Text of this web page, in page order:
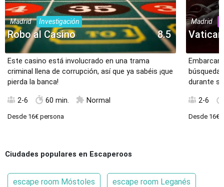
Madrid Investigación
Robo al Casino 8.5
Este casino está involucrado en una trama
criminal llena de corrupción, así que ya sabéis ¡que
pierda la banca!
2-6 60 min. Normal
Desde 16€ persona
Madrid
búsqueda
durante
2-6
Desde 16€
Ciudades populares en Escaperoos
escape room Móstoles escape room Leganés